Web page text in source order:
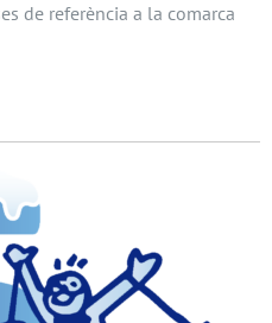
de referència a la comarca